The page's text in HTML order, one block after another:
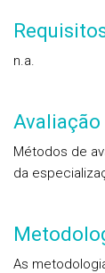
n.a.
Avaliação
Métodos de
da
As